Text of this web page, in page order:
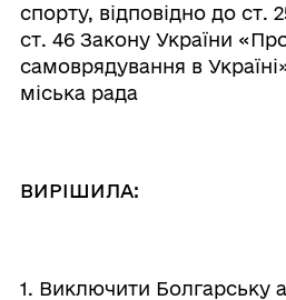
спорту, відповідно до ст.
ст. 46 Закону України
самоврядування в
міська рада
ВИРІШИЛА:
1. Виключити Болгарську